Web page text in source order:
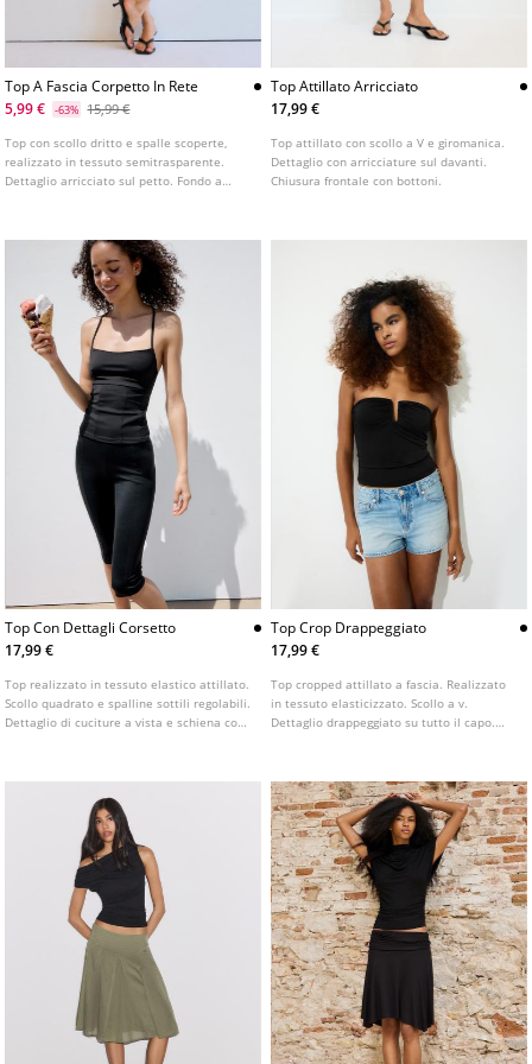
Top A Fascia Corpetto In Rete
5,99 €
-63% 15,99 €
Top con scollo dritto e spalle scoperte,
realizzato in tessuto semitrasparente.
Dettaglio arricciato sul petto. Fondo a
Top Attillato Arricciato
17,99 €
Top attillato con scollo a V e giromanica.
Dettaglio con arricciature sul davanti.
Chiusura frontale con bottoni.
Top Con Dettagli Corsetto
17,99 €
Top realizzato in tessuto elastico attillato.
Scollo quadrato e spalline sottili regolabili.
Dettaglio di cuciture a vista e schiena con
Top Crop Drappeggiato
17,99 €
Top cropped attillato a fascia. Realizzato
in tessuto elasticizzato. Scollo a v.
Dettaglio drappeggiato su tutto il capo.